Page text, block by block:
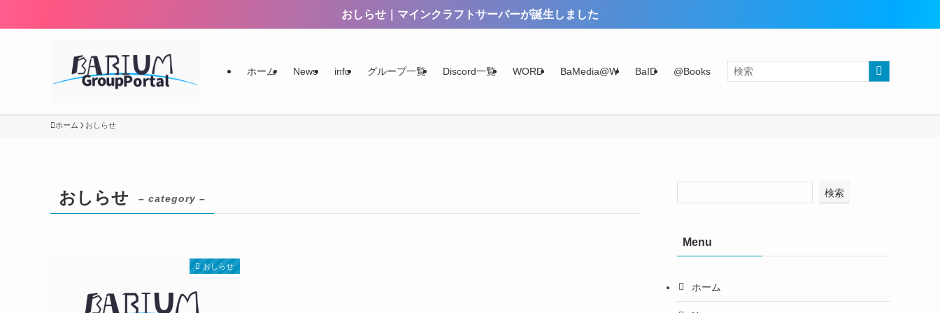
おしらせ｜マインクラフトサーバーが誕生しました
ホーム News info グループ一覧 Discord一覧 WORD BaMedia@W BaID @Books
ホーム おしらせ
おしらせ – category –
おしらせ
検索
Menu
ホーム